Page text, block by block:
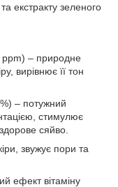
екстракту зеленого
ppm) – природне
вирівнює її тон
– потужний
стимулює
сяйво.
звужує пори та
ефект вітаміну